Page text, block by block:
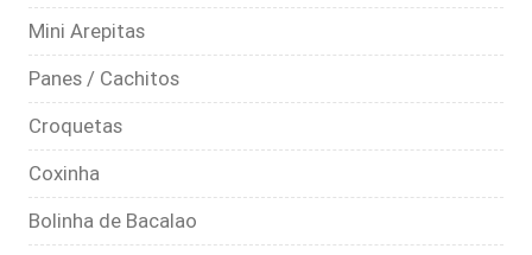
Mini Arepitas
Panes / Cachitos
Croquetas
Coxinha
Bolinha de Bacalao